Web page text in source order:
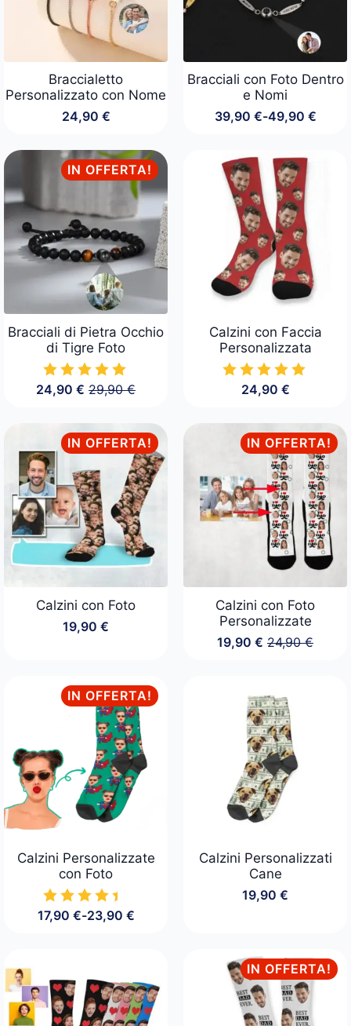
Braccialetto
Personalizzato con Nome
24,90 €
Bracciali con Foto Dentro
e Nomi
39,90 €-49,90 €
Fascia
da
39,90 €
a
49,90 €
IN OFFERTA!
Bracciali di Pietra Occhio
di Tigre Foto
29,90€
Il
originale
era:
29,90 €.
24,90€ Il
attuale
è:
24,90 €.
Calzini con Faccia
Personalizzata
24,90 €
IN OFFERTA!
Calzini con Foto
19,90 €
IN OFFERTA!
Calzini con Foto
Personalizzate
24,90€
Il
era:
24,90 €.
19,90€ Il
è:
19,90 €.
IN OFFERTA!
Calzini Personalizzate
con Foto
17,90 €-23,90 €
Fascia
17,90 €
a
23,90 €
Calzini Personalizzati
Cane
19,90 €
IN OFFERTA!